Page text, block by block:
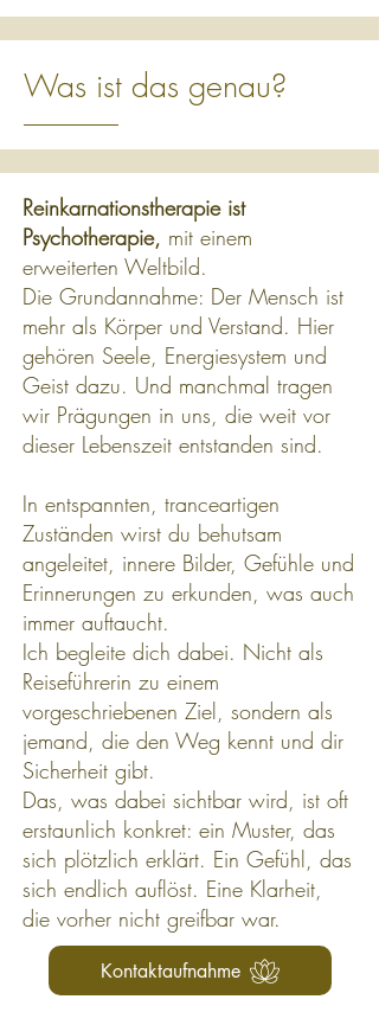
Was ist das genau?
Reinkarnationstherapie ist
Psychotherapie, mit einem
erweiterten Weltbild.
Die Grundannahme: Der Mensch ist
mehr als Körper und Verstand. Hier
gehören Seele, Energiesystem und
Geist dazu. Und manchmal tragen
wir Prägungen in uns, die weit vor
dieser Lebenszeit entstanden sind.
In entspannten, tranceartigen
Zuständen wirst du behutsam
angeleitet, innere Bilder, Gefühle und
Erinnerungen zu erkunden, was auch
immer auftaucht.
Ich begleite dich dabei. Nicht als
Reiseführerin zu einem
vorgeschriebenen Ziel, sondern als
jemand, die den Weg kennt und dir
Sicherheit gibt.
Das, was dabei sichtbar wird, ist oft
erstaunlich konkret: ein Muster, das
sich plötzlich erklärt. Ein Gefühl, das
sich endlich auflöst. Eine Klarheit,
die vorher nicht greifbar war.
Kontaktaufnahme